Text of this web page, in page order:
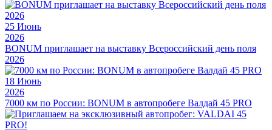
25 Июнь
2026
BONUM приглашает на выставку Всероссийский день поля
2026
18 Июнь
2026
7000 км по России: BONUM в автопробеге Валдай 45 PRO